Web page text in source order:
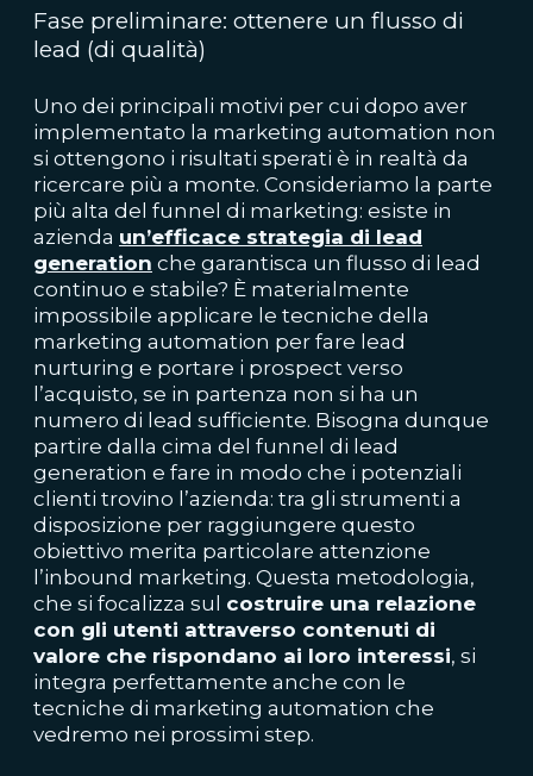
Fase preliminare: ottenere un flusso di
lead (di qualità)
Uno dei principali motivi per cui dopo aver
implementato la marketing automation non
si ottengono i risultati sperati è in realtà da
ricercare più a monte. Consideriamo la parte
più alta del funnel di marketing: esiste in
azienda un’efficace strategia di lead
generation che garantisca un flusso di lead
continuo e stabile? È materialmente
impossibile applicare le tecniche della
marketing automation per fare lead
nurturing e portare i prospect verso
l’acquisto, se in partenza non si ha un
numero di lead sufficiente. Bisogna dunque
partire dalla cima del funnel di lead
generation e fare in modo che i potenziali
clienti trovino l’azienda: tra gli strumenti a
disposizione per raggiungere questo
obiettivo merita particolare attenzione
l’inbound marketing. Questa metodologia,
che si focalizza sul costruire una relazione
con gli utenti attraverso contenuti di
valore che rispondano ai loro interessi, si
integra perfettamente anche con le
tecniche di marketing automation che
vedremo nei prossimi step.